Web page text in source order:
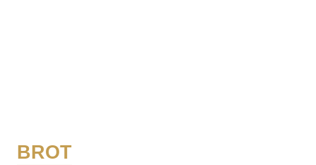
BROT